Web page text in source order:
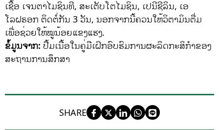
ເຊື້ອ ເຈນຕາໄມຊິນທີ, ສະເຕັບໂຕໄມຊິນ, ເປນີຊີລິນ, ເອ
ໂລຝຣອກ ຕິດຕໍ່ກັນ 3 ວັນ, ນອກຈາກນີ້ຄວນໃຫ້ວິຕາມິນຕື່ມ
ເພື່ອຊ່ວຍໃຫ້ໝູນ້ອຍແຂງແຮງ.
ຂໍ້ມູນຈາກ: ປື້ມເນື້ອໃນຄູ່ມືເຝິກອົບຮົມການຜະລິດກະສິກໍາຂອງ
ສະຖານການສຶກສາ
SHARE